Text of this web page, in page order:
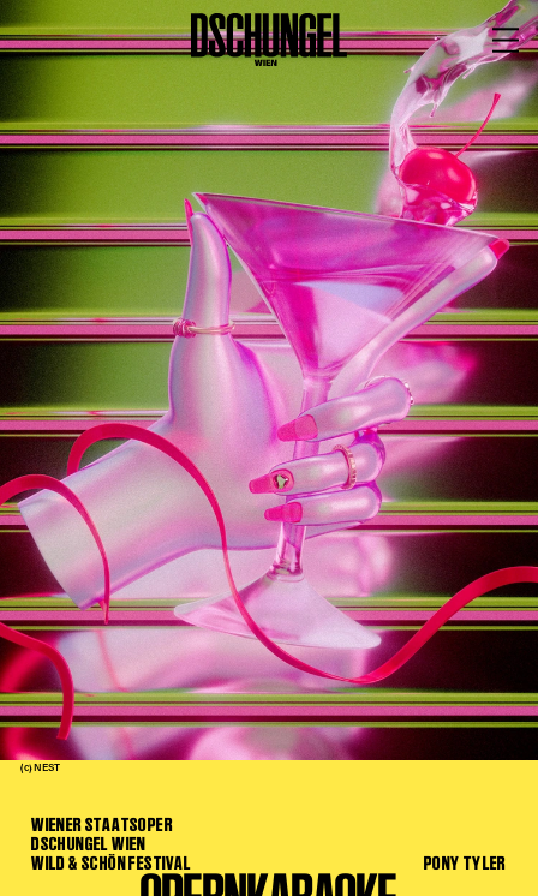
BARRIEREFREI
PROGRAMM
Spielplan
Festivals
Wild & Schön Festival
Gastspiele
Extras
Available for Touring
Archiv
MITSPIELEN
Macht Wahn Sinn
Kinder Kunst
Workshops
Abenteuernacht
Kinder-Redaktion
Junge Kunst
Next Generation
MAGMA 25/26
Dramaturgie + Stadt
(c) NEST
WIENER STAATSOPER
DSCHUNGEL WIEN
WILD & SCHÖN FESTIVAL
PONY TYLER